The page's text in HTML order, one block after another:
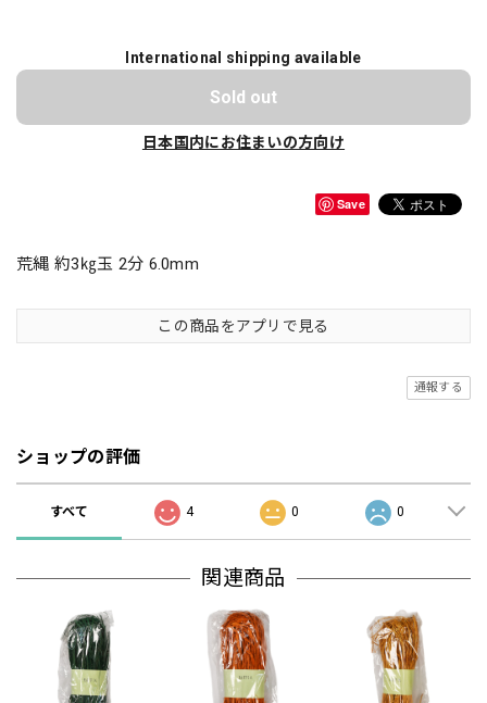
International shipping available
Sold out
日本国内にお住まいの方向け
Save
荒縄 約3㎏玉 2分 6.0mm
この商品をアプリで見る
通報する
ショップの評価
すべて 4 0 0
関連商品